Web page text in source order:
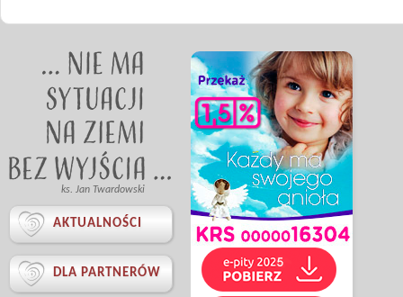
ks. Jan Twardowski
 AKTUALNOŚCI
 DLA PARTNERÓW